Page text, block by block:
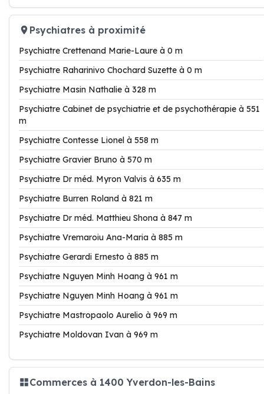
Psychiatres à proximité
Psychiatre Crettenand Marie-Laure à 0 m
Psychiatre Raharinivo Chochard Suzette à 0 m
Psychiatre Masin Nathalie à 328 m
Psychiatre Cabinet de psychiatrie et de psychothérapie à 551
m
Psychiatre Contesse Lionel à 558 m
Psychiatre Gravier Bruno à 570 m
Psychiatre Dr méd. Myron Valvis à 635 m
Psychiatre Burren Roland à 821 m
Psychiatre Dr méd. Matthieu Shona à 847 m
Psychiatre Vremaroiu Ana-Maria à 885 m
Psychiatre Gerardi Ernesto à 885 m
Psychiatre Nguyen Minh Hoang à 961 m
Psychiatre Nguyen Minh Hoang à 961 m
Psychiatre Mastropaolo Aurelio à 969 m
Psychiatre Moldovan Ivan à 969 m
Commerces à 1400 Yverdon-les-Bains